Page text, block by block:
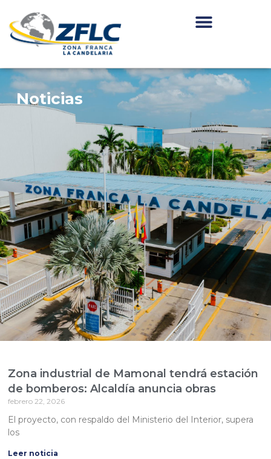
Noticias
Zona industrial de Mamonal tendrá estación
de bomberos: Alcaldía anuncia obras
febrero 22, 2026
El proyecto, con respaldo del Ministerio del Interior, supera
los
Leer noticia